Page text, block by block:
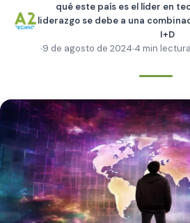
qué este país es el líder en
liderazgo se debe a una
I+D
9 de agosto de 2024 4 min lectura